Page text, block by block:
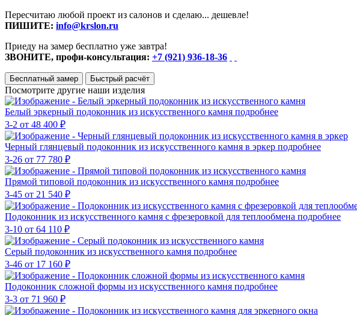
Пересчитаю любой проект из салонов и сделаю... дешевле!
ПИШИТЕ: info@krslon.ru
Приеду на замер бесплатно уже завтра!
ЗВОНИТЕ, профи-консультация: +7 (921) 936-18-36
Бесплатный замер Быстрый расчёт
Посмотрите другие наши изделия
Белый эркерный подоконник из искусственного камня подробнее
3-2 от 48 400 ₽
Черный глянцевый подоконник из искусственного камня в эркер подробнее
3-26 от 77 780 ₽
Прямой типовой подоконник из искусственного камня подробнее
3-45 от 21 540 ₽
Подоконник из искусственного камня с фрезеровкой для теплообмена подробнее
3-10 от 64 110 ₽
Серый подоконник из искусственного камня подробнее
3-46 от 17 160 ₽
Подоконник сложной формы из искусственного камня подробнее
3-3 от 71 960 ₽